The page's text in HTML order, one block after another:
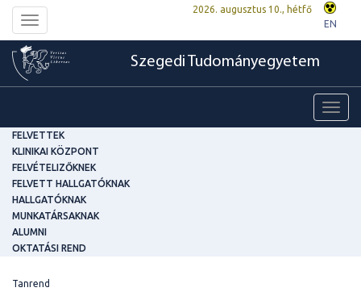
Toggle
navigation
2026. augusztus 10., hétfő
EN
Szegedi Tudományegyetem
FELVETTEK
KLINIKAI KÖZPONT
FELVÉTELIZŐKNEK
FELVETT HALLGATÓKNAK
HALLGATÓKNAK
MUNKATÁRSAKNAK
ALUMNI
OKTATÁSI REND
Tanrend